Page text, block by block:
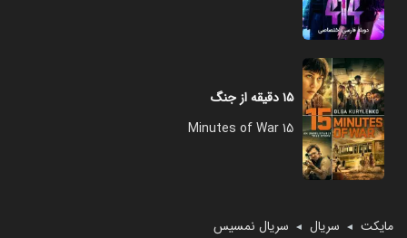
۱۵ دقیقه از جنگ
15 Minutes of War
مایکت ◄ سریال ◄ سریال نمسیس